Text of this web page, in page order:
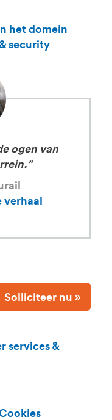
het domein
security
ogen van
verhaal
Solliciteer nu »
services &